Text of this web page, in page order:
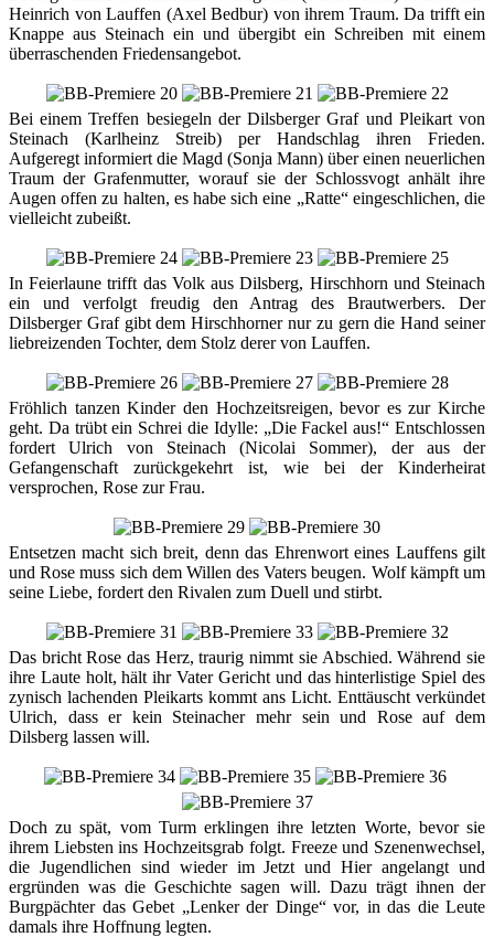
Heinrich von Lauffen (Axel Bedbur) von ihrem Traum. Da trifft ein
Knappe aus Steinach ein und übergibt ein Schreiben mit einem
überraschenden Friedensangebot.
Bei einem Treffen besiegeln der Dilsberger Graf und Pleikart von
Steinach (Karlheinz Streib) per Handschlag ihren Frieden.
Aufgeregt informiert die Magd (Sonja Mann) über einen neuerlichen
Traum der Grafenmutter, worauf sie der Schlossvogt anhält ihre
Augen offen zu halten, es habe sich eine „Ratte“ eingeschlichen, die
vielleicht zubeißt.
In Feierlaune trifft das Volk aus Dilsberg, Hirschhorn und Steinach
ein und verfolgt freudig den Antrag des Brautwerbers. Der
Dilsberger Graf gibt dem Hirschhorner nur zu gern die Hand seiner
liebreizenden Tochter, dem Stolz derer von Lauffen.
Fröhlich tanzen Kinder den Hochzeitsreigen, bevor es zur Kirche
geht. Da trübt ein Schrei die Idylle: „Die Fackel aus!“ Entschlossen
fordert Ulrich von Steinach (Nicolai Sommer), der aus der
Gefangenschaft zurückgekehrt ist, wie bei der Kinderheirat
versprochen, Rose zur Frau.
Entsetzen macht sich breit, denn das Ehrenwort eines Lauffens gilt
und Rose muss sich dem Willen des Vaters beugen. Wolf kämpft um
seine Liebe, fordert den Rivalen zum Duell und stirbt.
Das bricht Rose das Herz, traurig nimmt sie Abschied. Während sie
ihre Laute holt, hält ihr Vater Gericht und das hinterlistige Spiel des
zynisch lachenden Pleikarts kommt ans Licht. Enttäuscht verkündet
Ulrich, dass er kein Steinacher mehr sein und Rose auf dem
Dilsberg lassen will.
Doch zu spät, vom Turm erklingen ihre letzten Worte, bevor sie
ihrem Liebsten ins Hochzeitsgrab folgt. Freeze und Szenenwechsel,
die Jugendlichen sind wieder im Jetzt und Hier angelangt und
ergründen was die Geschichte sagen will. Dazu trägt ihnen der
Burgpächter das Gebet „Lenker der Dinge“ vor, in das die Leute
damals ihre Hoffnung legten.